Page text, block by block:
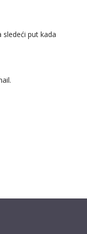
put kada